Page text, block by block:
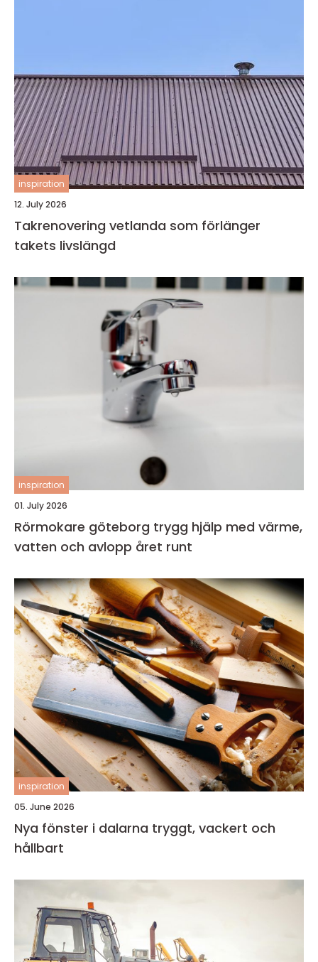
inspiration
12. July 2026
Takrenovering vetlanda som förlänger
takets livslängd
inspiration
01. July 2026
Rörmokare göteborg trygg hjälp med värme,
vatten och avlopp året runt
inspiration
05. June 2026
Nya fönster i dalarna tryggt, vackert och
hållbart